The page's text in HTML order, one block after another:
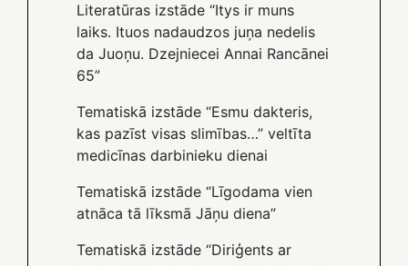
Literatūras izstāde “Itys ir muns
laiks. Ituos nadaudzos juņa nedelis
da Juoņu. Dzejniecei Annai Rancānei
65”
Tematiskā izstāde “Esmu dakteris,
kas pazīst visas slimības…” veltīta
medicīnas darbinieku dienai
Tematiskā izstāde “Līgodama vien
atnāca tā līksmā Jāņu diena”
Tematiskā izstāde “Diriģents ar